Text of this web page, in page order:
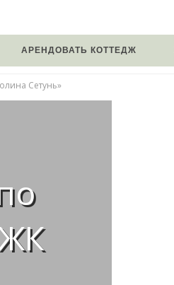
АРЕНДОВАТЬ КОТТЕДЖ
Сетунь»